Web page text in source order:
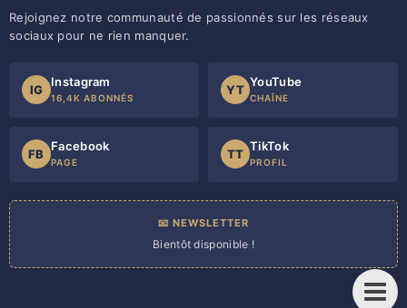
Rejoignez notre communauté de passionnés sur les réseaux
sociaux pour ne rien manquer.
IG
Instagram
16,4K ABONNÉS
YT
YouTube
CHAÎNE
FB
Facebook
PAGE
TT
TikTok
PROFIL
📧 NEWSLETTER
Bientôt disponible !